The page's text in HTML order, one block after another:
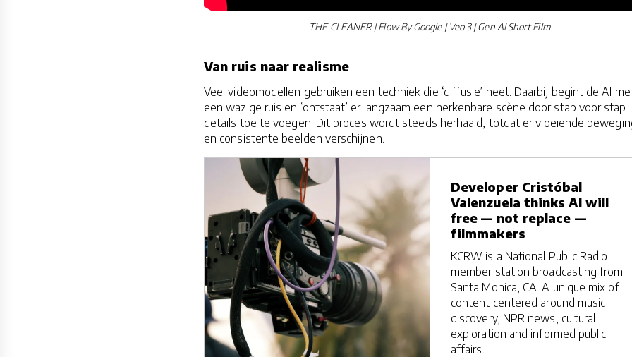
THE CLEANER | Flow By Google | Veo 3 | Gen AI Short Film
Van ruis naar realisme
Veel videomodellen gebruiken een techniek die ‘diffusie’ heet. Daarbij begint de AI
een wazige ruis en ‘ontstaat’ er langzaam een herkenbare scène door stap voor stap
details toe te voegen. Dit proces wordt steeds herhaald, totdat er vloeiende
en consistente beelden verschijnen.
Developer Cristóbal
Valenzuela thinks AI will
free — not replace —
filmmakers
KCRW is a National Public Radio
member station broadcasting from
Santa Monica, CA. A unique mix of
content centered around music
discovery, NPR news, cultural
exploration and informed public
affairs.